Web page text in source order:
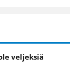
veljeksiä